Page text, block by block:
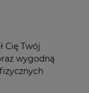
Cię Twój
wygodną